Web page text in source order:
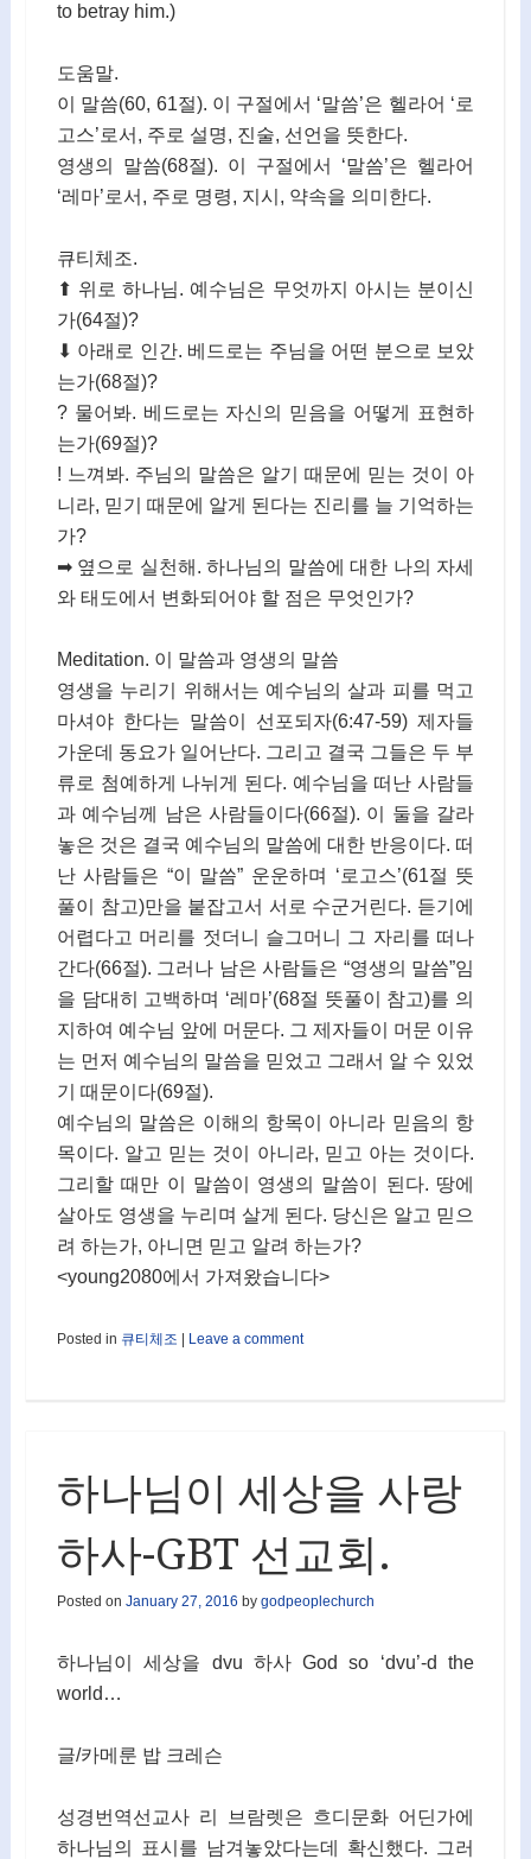
to betray him.)
도움말.
이 말씀(60, 61절). 이 구절에서 ‘말씀’은 헬라어 ‘로
고스’로서, 주로 설명, 진술, 선언을 뜻한다.
영생의 말씀(68절). 이 구절에서 ‘말씀’은 헬라어
‘레마’로서, 주로 명령, 지시, 약속을 의미한다.
큐티체조.
⬆ 위로 하나님. 예수님은 무엇까지 아시는 분이신
가(64절)?
⬇ 아래로 인간. 베드로는 주님을 어떤 분으로 보았
는가(68절)?
? 물어봐. 베드로는 자신의 믿음을 어떻게 표현하
는가(69절)?
! 느껴봐. 주님의 말씀은 알기 때문에 믿는 것이 아
니라, 믿기 때문에 알게 된다는 진리를 늘 기억하는
가?
➡ 옆으로 실천해. 하나님의 말씀에 대한 나의 자세
와 태도에서 변화되어야 할 점은 무엇인가?
Meditation. 이 말씀과 영생의 말씀
영생을 누리기 위해서는 예수님의 살과 피를 먹고
마셔야 한다는 말씀이 선포되자(6:47-59) 제자들
가운데 동요가 일어난다. 그리고 결국 그들은 두 부
류로 첨예하게 나뉘게 된다. 예수님을 떠난 사람들
과 예수님께 남은 사람들이다(66절). 이 둘을 갈라
놓은 것은 결국 예수님의 말씀에 대한 반응이다. 떠
난 사람들은 “이 말씀” 운운하며 ‘로고스’(61절 뜻
풀이 참고)만을 붙잡고서 서로 수군거린다. 듣기에
어렵다고 머리를 젓더니 슬그머니 그 자리를 떠나
간다(66절). 그러나 남은 사람들은 “영생의 말씀”임
을 담대히 고백하며 ‘레마’(68절 뜻풀이 참고)를 의
지하여 예수님 앞에 머문다. 그 제자들이 머문 이유
는 먼저 예수님의 말씀을 믿었고 그래서 알 수 있었
기 때문이다(69절).
예수님의 말씀은 이해의 항목이 아니라 믿음의 항
목이다. 알고 믿는 것이 아니라, 믿고 아는 것이다.
그리할 때만 이 말씀이 영생의 말씀이 된다. 땅에
살아도 영생을 누리며 살게 된다. 당신은 알고 믿으
려 하는가, 아니면 믿고 알려 하는가?
<young2080에서 가져왔습니다>
Posted in 큐티체조 Leave a comment
하나님이 세상을 사랑
하사-GBT 선교회.
Posted on January 27, 2016 by godpeoplechurch
하나님이 세상을 dvu 하사 God so ‘dvu’-d the
world…
글/카메룬 밥 크레슨
성경번역선교사 리 브람렛은 흐디문화 어딘가에
하나님의 표시를 남겨놓았다는데 확신했다. 그러